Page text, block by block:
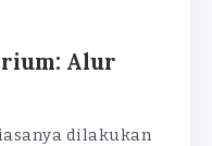
Alur
dilakukan